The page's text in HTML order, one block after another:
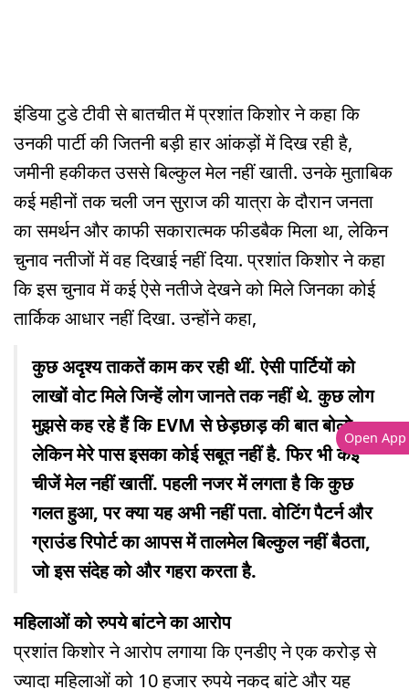
इंडिया टुडे टीवी से बातचीत में प्रशांत किशोर ने कहा कि
उनकी पार्टी की जितनी बड़ी हार आंकड़ों में दिख रही है,
जमीनी हकीकत उससे बिल्कुल मेल नहीं खाती. उनके मुताबिक
कई महीनों तक चली जन सुराज की यात्रा के दौरान जनता
का समर्थन और काफी सकारात्मक फीडबैक मिला था, लेकिन
चुनाव नतीजों में वह दिखाई नहीं दिया. प्रशांत किशोर ने कहा
कि इस चुनाव में कई ऐसे नतीजे देखने को मिले जिनका कोई
तार्किक आधार नहीं दिखा. उन्होंने कहा,
कुछ अदृश्य ताकतें काम कर रही थीं. ऐसी पार्टियों को
लाखों वोट मिले जिन्हें लोग जानते तक नहीं थे. कुछ लोग
मुझसे कह रहे हैं कि EVM से छेड़छाड़ की बात बोलो
लेकिन मेरे पास इसका कोई सबूत नहीं है. फिर भी कई
चीजें मेल नहीं खातीं. पहली नजर में लगता है कि कुछ
गलत हुआ, पर क्या यह अभी नहीं पता. वोटिंग पैटर्न और
ग्राउंड रिपोर्ट का आपस में तालमेल बिल्कुल नहीं बैठता,
जो इस संदेह को और गहरा करता है.
महिलाओं को रुपये बांटने का आरोप
प्रशांत किशोर ने आरोप लगाया कि एनडीए ने एक करोड़ से
ज्यादा महिलाओं को 10 हजार रुपये नकद बांटे और यह
Open App